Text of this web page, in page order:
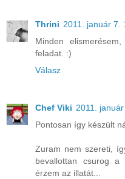
Thrini 2011. január 7.
Minden
feladat. :)
Válasz
Chef Viki 2011.
Pontosan így készült
Zuram nem szereti,
bevallottan csurog
érzem az illatát...